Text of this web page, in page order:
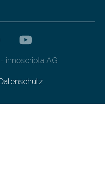
innoscripta AG